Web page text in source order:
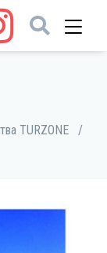
TURZONE
/